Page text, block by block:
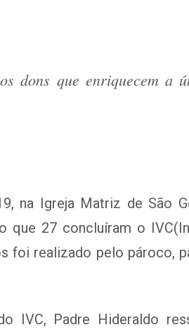
dons que enriquecem a
na Igreja Matriz de São
que 27 concluíram o
foi realizado pelo pároco,
IVC, Padre Hideraldo